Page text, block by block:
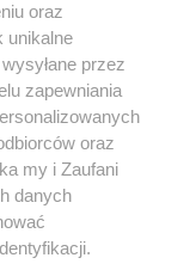
kolejną
Czy
się za
oraz
unikalne
przez
zapewniania
oraz
my i Zaufani
danych